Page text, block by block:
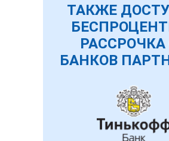
ТАКЖЕ
РАССРОЧКА
БАНКОВ